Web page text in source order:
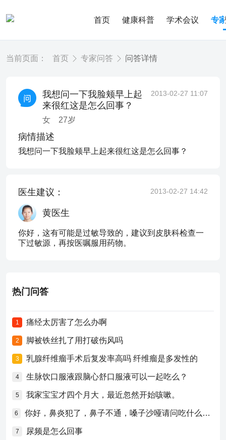
首页 健康科普 学术会议 专
当前页面： 首页 专家问答 问答详情
我想问一下我脸颊早上起
来很红这是怎么回事？
女 27岁
2013-02-27 11:07
病情描述
我想问一下我脸颊早上起来很红这是怎么回事？
医生建议： 2013-02-27 14:42
黄医生
你好，这有可能是过敏导致的，建议到皮肤科检查一
下过敏源，再按医嘱服用药物。
热门问答
1 痛经太厉害了怎么办啊
2 脚被铁丝扎了用打破伤风吗
3 乳腺纤维瘤手术后复发率高吗 纤维瘤是多发性的
4 生脉饮口服液跟脑心舒口服液可以一起吃么？
5 我家宝宝才四个月大，最近忽然开始咳嗽。
6 你好，鼻炎犯了，鼻子不通，嗓子沙哑请问吃什么药比较好？
7 尿频是怎么回事